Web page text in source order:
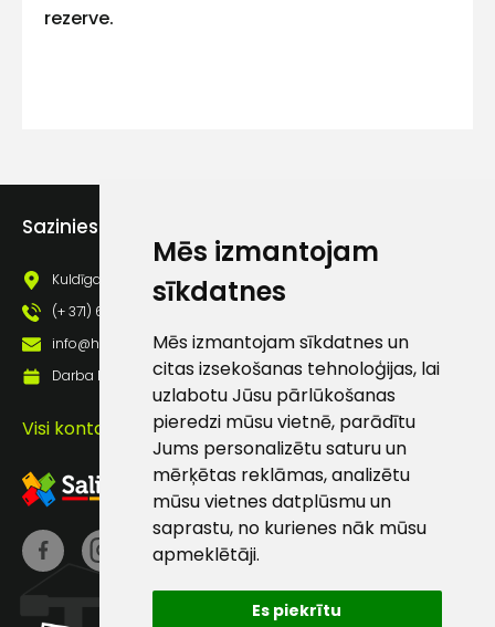
Mēs izmantojam
sīkdatnes
Mēs izmantojam sīkdatnes un
citas izsekošanas tehnoloģijas, lai
uzlabotu Jūsu pārlūkošanas
pieredzi mūsu vietnē, parādītu
Jums personalizētu saturu un
mērķētas reklāmas, analizētu
mūsu vietnes datplūsmu un
saprastu, no kurienes nāk mūsu
apmeklētāji.
Es piekrītu
rezerve.
Sazinies ar mums
Kuldīgas iela 69a, Saldus, Saldus nov., LV - 3801
(+ 371) 63 881 186
info@hards.lv
Darba laiks: Darbadienās: 8:00 - 17:00
Visi kontakti
Klientu
atbalsts
Darbdienās:
8:00 – 17:00
(+371) 63 881
info@hards.lv